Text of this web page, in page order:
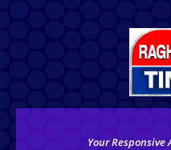
Your Responsive